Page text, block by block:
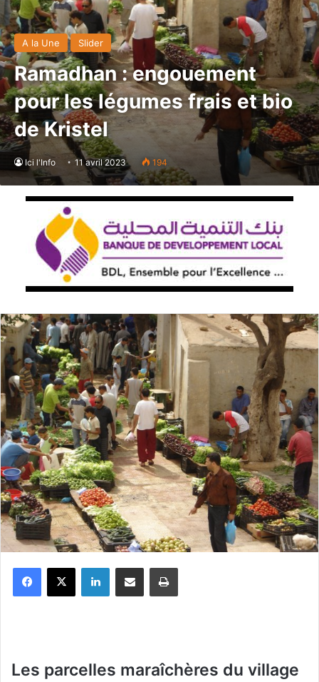
A la Une Slider
Ramadhan : engouement
pour les légumes frais et bio
de Kristel
Ici l'Info 11 avril 2023 194
Les parcelles maraîchères du village